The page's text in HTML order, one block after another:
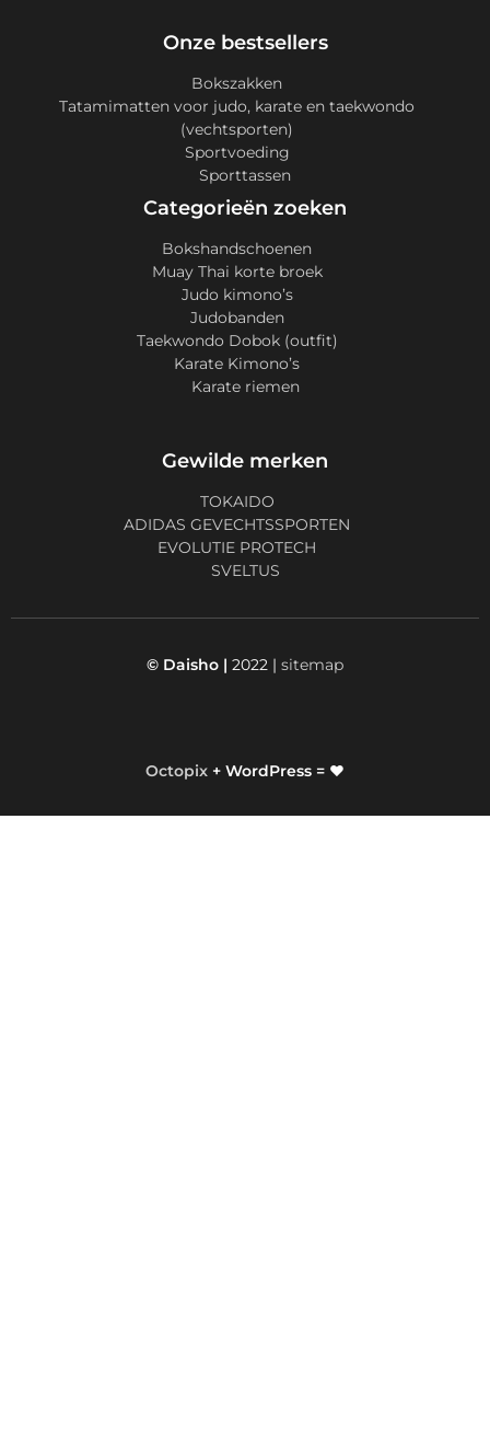
Onze bestsellers
Bokszakken
Tatamimatten voor judo, karate en taekwondo
(vechtsporten)
Sportvoeding
Sporttassen
Categorieën zoeken
Bokshandschoenen
Muay Thai korte broek
Judo kimono’s
Judobanden
Taekwondo Dobok (outfit)
Karate Kimono’s
Karate riemen
Gewilde merken
TOKAIDO
ADIDAS GEVECHTSSPORTEN
EVOLUTIE PROTECH
SVELTUS
© Daisho | 2022 | sitemap
Octopix + WordPress = ❤